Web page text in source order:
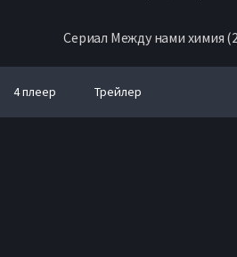
Сериал Между нами химия
4 плеер Трейлер